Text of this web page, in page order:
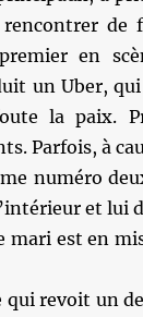
de
en
un Uber,
la paix.
Parfois, à
numéro
et lui
mari est en
revoit un